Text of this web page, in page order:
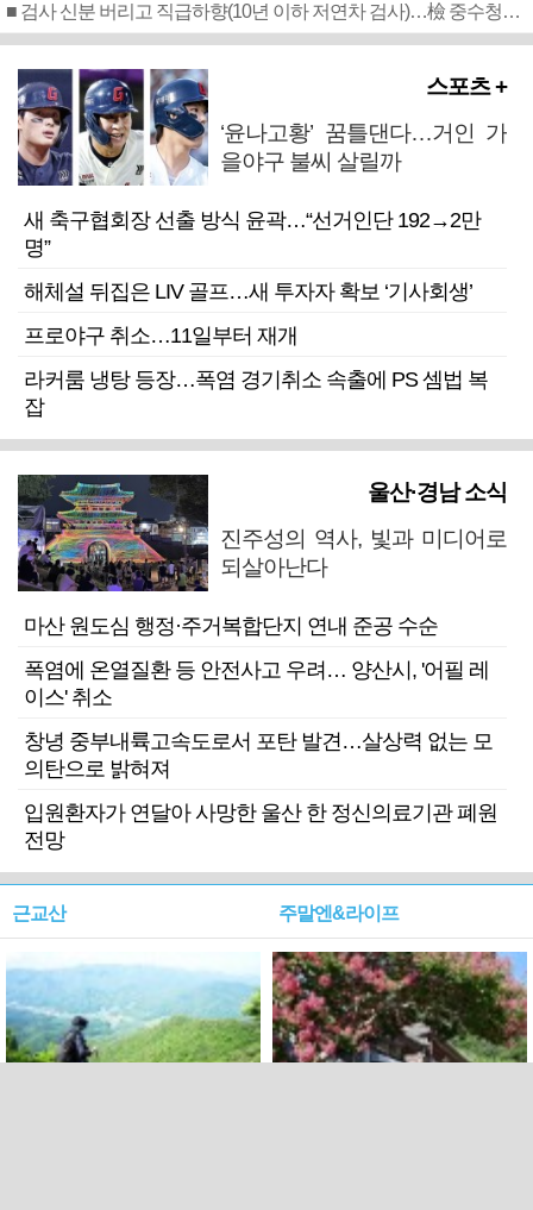
■ 검사 신분 버리고 직급하향(10년 이하 저연차 검사)…檢 중수청행 기피
스포츠 +
‘윤나고황’ 꿈틀댄다…거인 가
을야구 불씨 살릴까
새 축구협회장 선출 방식 윤곽…“선거인단 192→2만
명”
해체설 뒤집은 LIV 골프…새 투자자 확보 ‘기사회생’
프로야구 취소…11일부터 재개
라커룸 냉탕 등장…폭염 경기취소 속출에 PS 셈법 복
잡
울산·경남 소식
진주성의 역사, 빛과 미디어로
되살아난다
마산 원도심 행정·주거복합단지 연내 준공 수순
폭염에 온열질환 등 안전사고 우려… 양산시, '어필 레
이스' 취소
창녕 중부내륙고속도로서 포탄 발견…살상력 없는 모
의탄으로 밝혀져
입원환자가 연달아 사망한 울산 한 정신의료기관 폐원
전망
근교산 주말엔&라이프